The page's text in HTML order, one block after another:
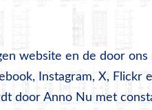
website en de door ons
Instagram, X, Flickr
door Anno Nu met